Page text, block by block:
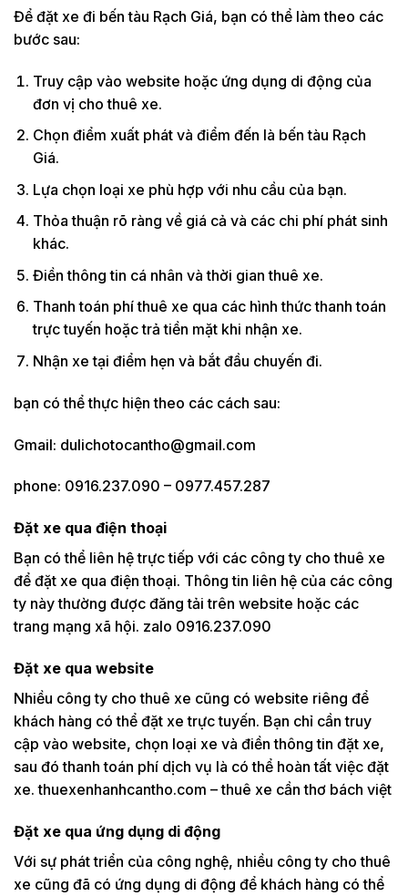
Để đặt xe đi bến tàu Rạch Giá, bạn có thể làm theo các
bước sau:
Truy cập vào website hoặc ứng dụng di động của
đơn vị cho thuê xe.
Chọn điểm xuất phát và điểm đến là bến tàu Rạch
Giá.
Lựa chọn loại xe phù hợp với nhu cầu của bạn.
Thỏa thuận rõ ràng về giá cả và các chi phí phát sinh
khác.
Điền thông tin cá nhân và thời gian thuê xe.
Thanh toán phí thuê xe qua các hình thức thanh toán
trực tuyến hoặc trả tiền mặt khi nhận xe.
Nhận xe tại điểm hẹn và bắt đầu chuyến đi.
bạn có thể thực hiện theo các cách sau:
Gmail: dulichotocantho@gmail.com
phone: 0916.237.090 – 0977.457.287
Đặt xe qua điện thoại
Bạn có thể liên hệ trực tiếp với các công ty cho thuê xe
để đặt xe qua điện thoại. Thông tin liên hệ của các công
ty này thường được đăng tải trên website hoặc các
trang mạng xã hội. zalo 0916.237.090
Đặt xe qua website
Nhiều công ty cho thuê xe cũng có website riêng để
khách hàng có thể đặt xe trực tuyến. Bạn chỉ cần truy
cập vào website, chọn loại xe và điền thông tin đặt xe,
sau đó thanh toán phí dịch vụ là có thể hoàn tất việc đặt
xe. thuexenhanhcantho.com – thuê xe cần thơ bách việt
Đặt xe qua ứng dụng di động
Với sự phát triển của công nghệ, nhiều công ty cho thuê
xe cũng đã có ứng dụng di động để khách hàng có thể